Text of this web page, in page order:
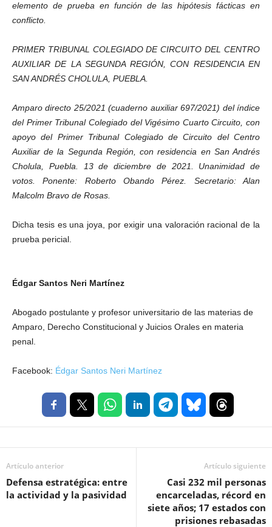
elemento de prueba en función de las hipótesis fácticas en
conflicto.
PRIMER TRIBUNAL COLEGIADO DE CIRCUITO DEL CENTRO
AUXILIAR DE LA SEGUNDA REGIÓN, CON RESIDENCIA EN
SAN ANDRÉS CHOLULA, PUEBLA.
Amparo directo 25/2021 (cuaderno auxiliar 697/2021) del índice
del Primer Tribunal Colegiado del Vigésimo Cuarto Circuito, con
apoyo del Primer Tribunal Colegiado de Circuito del Centro
Auxiliar de la Segunda Región, con residencia en San Andrés
Cholula, Puebla. 13 de diciembre de 2021. Unanimidad de
votos. Ponente: Roberto Obando Pérez. Secretario: Alan
Malcolm Bravo de Rosas.
Dicha tesis es una joya, por exigir una valoración racional de la
prueba pericial.
Édgar Santos Neri Martínez
Abogado postulante y profesor universitario de las materias de
Amparo, Derecho Constitucional y Juicios Orales en materia
penal.
Facebook: Édgar Santos Neri Martínez
Artículo anterior
Defensa estratégica: entre
la actividad y la pasividad
Artículo siguiente
Casi 232 mil personas
encarceladas, récord en
siete años; 17 estados con
prisiones rebasadas